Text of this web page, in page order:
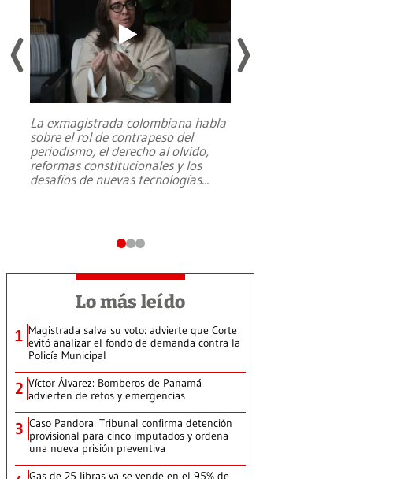
La exmagistrada colombiana habla
sobre el rol de contrapeso del
periodismo, el derecho al olvido,
reformas constitucionales y los
desafíos de nuevas tecnologías...
Lo más leído
1 Magistrada salva su voto: advierte que Corte
evitó analizar el fondo de demanda contra la
Policía Municipal
2 Víctor Álvarez: Bomberos de Panamá
advierten de retos y emergencias
3 Caso Pandora: Tribunal confirma detención
provisional para cinco imputados y ordena
una nueva prisión preventiva
Gas de 25 libras ya se vende en el 95% de